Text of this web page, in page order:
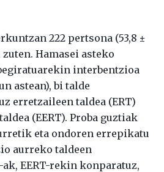
222 pertsona (53,8 ±
Hamasei asteko
interbentzioa
astean), bi talde
erretzaileen taldea (ERT)
(EERT). Proba guztiak
eta ondoren errepikatu
aurreko taldeen
EERT-rekin konparatuz,